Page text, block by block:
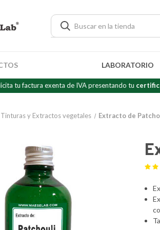
LABORATORIO
exenta de IVA presentando tucertificado de
Tinturas y Extractos vegetales Extracto de